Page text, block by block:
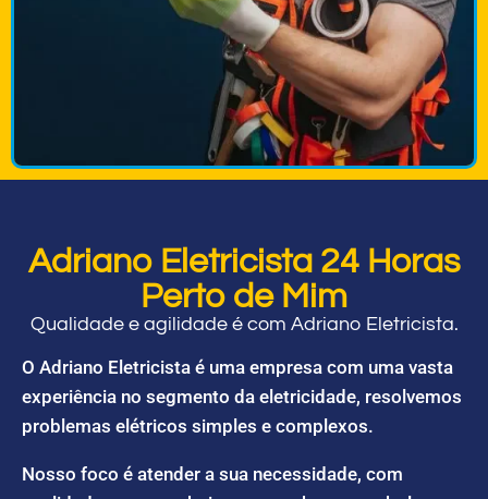
Adriano Eletricista 24 Horas
Perto de Mim
Qualidade e agilidade é com Adriano Eletricista.
O Adriano Eletricista é uma empresa com uma vasta
experiência no segmento da eletricidade, resolvemos
problemas elétricos simples e complexos.
Nosso foco é atender a sua necessidade, com